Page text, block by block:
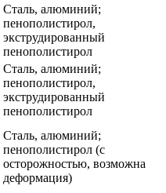
Сталь, алюминий;
пенополистирол,
экструдированный
пенополистирол
Сталь, алюминий;
пенополистирол,
экструдированный
пенополистирол
Сталь, алюминий;
пенополистирол (с
осторожностью, возможна
деформация)